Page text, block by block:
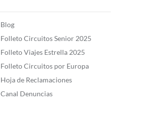
Blog
Folleto Circuitos Senior 2025
Folleto Viajes Estrella 2025
Folleto Circuitos por Europa
Hoja de Reclamaciones
Canal Denuncias